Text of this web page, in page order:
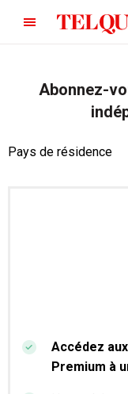
Abonnez-
Pays de résidence
Accédez
Premium à